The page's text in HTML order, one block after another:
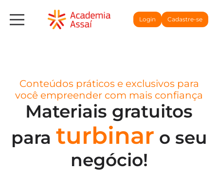
Login Cadastre-se
Conteúdos práticos e exclusivos para
você empreender com mais confiança
Materiais gratuitos
para turbinar o seu
negócio!